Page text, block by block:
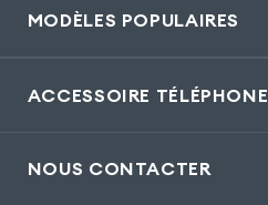
MODÈLES POPULAIRES
ACCESSOIRE TÉLÉPHONE
NOUS CONTACTER